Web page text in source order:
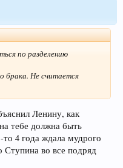
по разделению
брака. Не считается
Ленину, как
тебе должна быть
то 4 года ждала мудрого
Ступина во все подряд